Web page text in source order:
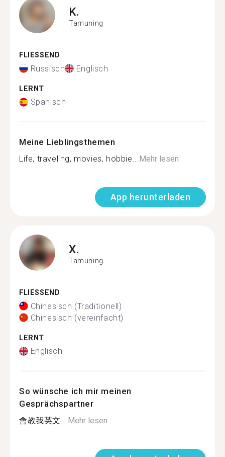
K.
Tamuning
FLIESSEND
Russisch Englisch
LERNT
Spanisch
Meine Lieblingsthemen
Life, traveling, movies, hobbie...Mehr lesen
App herunterladen
X.
Tamuning
FLIESSEND
Chinesisch (Traditionell)
Chinesisch (vereinfacht)
LERNT
Englisch
So wünsche ich mir meinen
Gesprächspartner
會教我英文...Mehr lesen